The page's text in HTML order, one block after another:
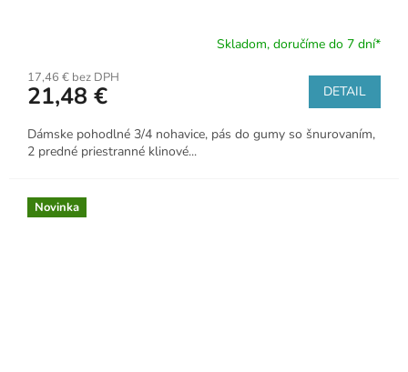
Skladom, doručíme do 7 dní*
17,46 € bez DPH
21,48 € DETAIL
Dámske pohodlné 3/4 nohavice, pás do gumy so šnurovaním,
2 predné priestranné klinové...
Novinka